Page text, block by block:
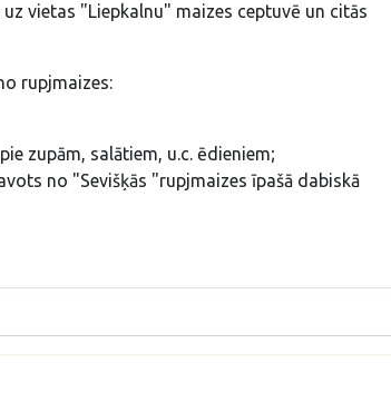
vietas "Liepkalnu" maizes ceptuvē un citās
rupjmaizes:
zupām, salātiem, u.c. ēdieniem;
no "Sevišķās "rupjmaizes īpašā dabiskā